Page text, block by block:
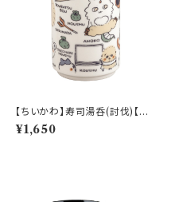
【ちいかわ】寿司湯呑(討伐)【CK
W50】CKW52-327
¥1,650